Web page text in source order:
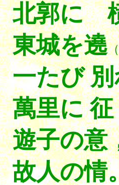
郭に 橫
城を遶
たび
里に 征
子の意
人の情